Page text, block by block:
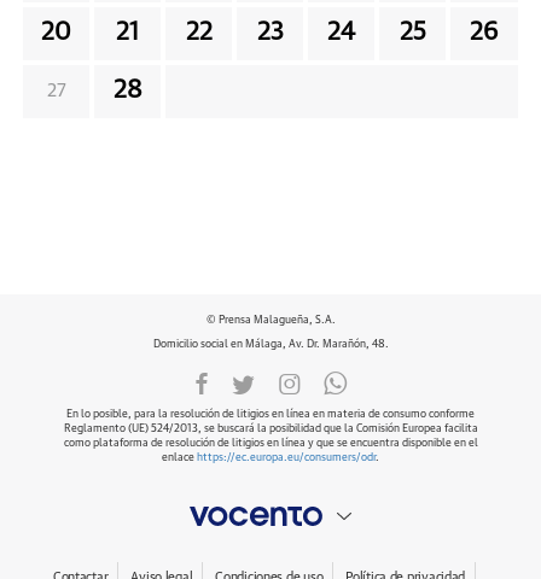
20 21 22 23 24 25 26
27 28
© Prensa Malagueña, S.A.
Domicilio social en Málaga, Av. Dr. Marañón, 48.
En lo posible, para la resolución de litigios en línea en materia de consumo conforme
Reglamento (UE) 524/2013, se buscará la posibilidad que la Comisión Europea facilita
como plataforma de resolución de litigios en línea y que se encuentra disponible en el
enlace https://ec.europa.eu/consumers/odr.